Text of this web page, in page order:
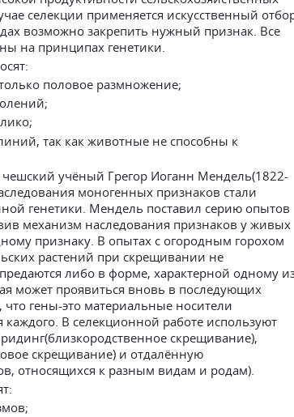
селекции применяется искусственный
возможно закрепить нужный признак. Все
на принципах генетики.
половое размножение;
так как животные не способны к
учёный Грегор Иоганн Мендель(1822-
моногенных признаков стали
генетики. Мендель поставил серию опытов
механизм наследования признаков у живых
признаку. В опытах с огородным горохом
растений при скрещивании не
либо в форме, характерной одному
может проявиться вновь в последующих
гены-это материальные носители
В селекционной работе используют
скрещивание),
скрещивание) и отдалённую
относящихся к разным видам и родам).